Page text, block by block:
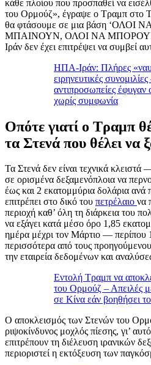
κάθε πλοίου που προσπαθεί να
του Ορμούζ», έγραψε ο Τραμπ στο
θα φτάσουμε σε μια βάση
ΜΠΑΙΝΟΥΝ, ΟΛΟΙ ΝΑ ΜΠΟΡΟΥΝ
Ιράν δεν έχει επιτρέψει να συμβεί
ΗΠΑ-Ιράν: Πλήρες
ειρηνευτικές
αντιπροσωπείες
χωρίς συμφωνία
Οπότε γιατί ο Τραμπ
τα Στενά που θέλει να
Τα Στενά δεν είναι τεχνικά κλειστά
σε ορισμένα δεξαμενόπλοια να
έως και 2 εκατομμύρια δολάρια ανά
επιτρέπει στο δικό του πετρέλαιο να
περιοχή καθ’ όλη τη διάρκεια του
να εξάγει κατά μέσο όρο 1,85
ημέρα μέχρι τον Μάρτιο — περίπου
περισσότερα από τους
την εταιρεία δεδομένων και
Εντολή Τραμπ να
του Ορμούζ – Απειλές
σε Κίνα εάν βοηθήσει
Ο αποκλεισμός των Στενών του
ριψοκίνδυνος μοχλός πίεσης, γι’
επιτρέπουν τη διέλευση ιρανικών
περιοριστεί η εκτόξευση των